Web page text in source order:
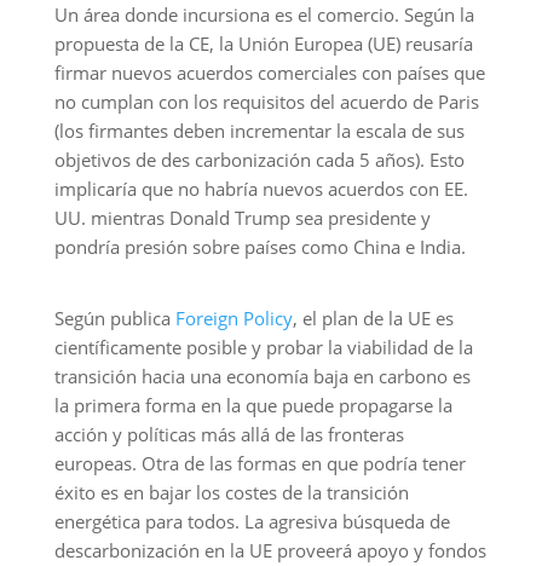
Un área donde incursiona es el comercio. Según la
propuesta de la CE, la Unión Europea (UE) reusaría
firmar nuevos acuerdos comerciales con países que
no cumplan con los requisitos del acuerdo de Paris
(los firmantes deben incrementar la escala de sus
objetivos de des carbonización cada 5 años). Esto
implicaría que no habría nuevos acuerdos con EE.
UU. mientras Donald Trump sea presidente y
pondría presión sobre países como China e India.
Según publica Foreign Policy, el plan de la UE es
científicamente posible y probar la viabilidad de la
transición hacia una economía baja en carbono es
la primera forma en la que puede propagarse la
acción y políticas más allá de las fronteras
europeas. Otra de las formas en que podría tener
éxito es en bajar los costes de la transición
energética para todos. La agresiva búsqueda de
descarbonización en la UE proveerá apoyo y fondos